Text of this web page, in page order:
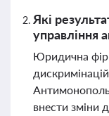
Які
управління
Юридична
внести зміни